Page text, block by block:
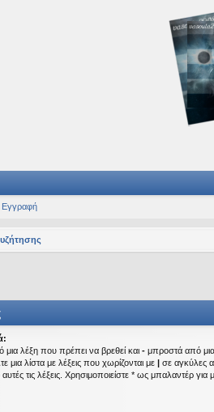
μονοπάτια για τα συναρπαστικά και όμορφα ταξίδια
Εγγραφή
λέξη που πρέπει να βρεθεί και - μπροστά από
μια λίστα με λέξεις που χωρίζονται με | σε αγκύλες
τις λέξεις. Χρησιμοποιείστε * ως μπαλαντέρ για